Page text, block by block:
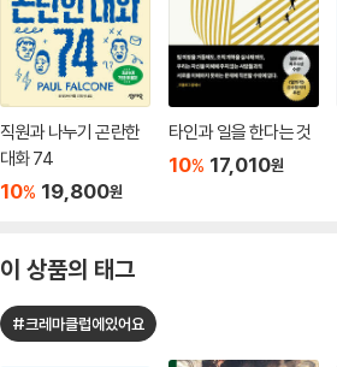
직원과 나누기 곤란한
대화 74
10% 19,800원
타인과 일을 한다는 것
10% 17,010원
이 상품의 태그
#크레마클럽에있어요